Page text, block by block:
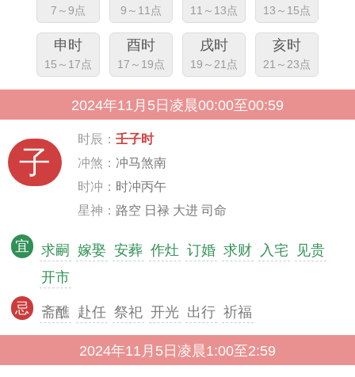
7～9点 9～11点 11～13点 13～15点
申时
15～17点
酉时
17～19点
戌时
19～21点
亥时
21～23点
2024年11月5日凌晨00:00至00:59
子
时辰： 壬子时
冲煞： 冲马煞南
时冲： 时冲丙午
星神： 路空 日禄 大进 司命
宜 求嗣 嫁娶 安葬 作灶 订婚 求财 入宅
见贵
开市
忌 斋醮 赴任 祭祀 开光 出行 祈福
2024年11月5日凌晨1:00至2:59